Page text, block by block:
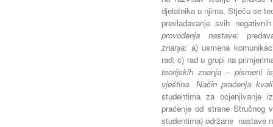
djelatnika u njima. Stječu se
prevladavanje svih
provođenja nastave:
znanja: a) usmena
rad; c) rad u grupi na
teorijskih znanja – pismeni
vještina. Način praćenja
studentima za ocjenjivanje
praćenje od strane Stručnog
studentima) održane nastave